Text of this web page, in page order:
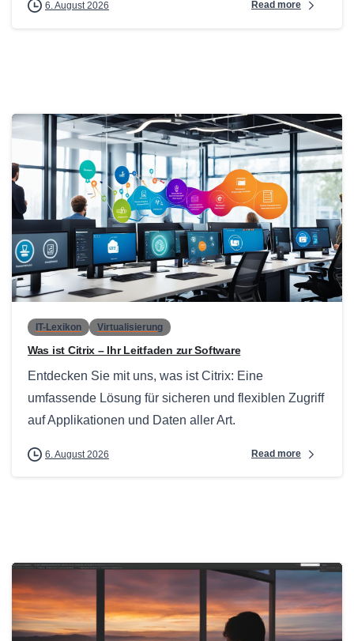
6. August 2026 Read more
0
IT-Lexikon Virtualisierung
Was ist Citrix – Ihr Leitfaden zur Software
Entdecken Sie mit uns, was ist Citrix: Eine
umfassende Lösung für sicheren und flexiblen Zugriff
auf Applikationen und Daten aller Art.
6. August 2026 Read more